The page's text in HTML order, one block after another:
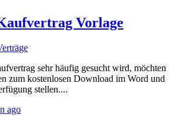
Vorlage
sehr häufig gesucht wird, möchten
zum kostenlosen Download im Word und
stellen....
ago